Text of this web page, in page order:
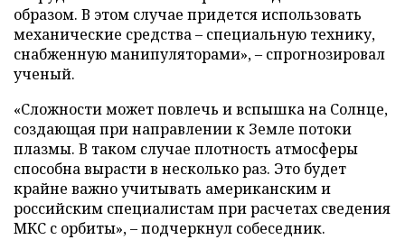
образом. В этом случае придется использовать
механические средства – специальную технику,
снабженную манипуляторами», – спрогнозировал
ученый.
«Сложности может повлечь и вспышка на Солнце,
создающая при направлении к Земле потоки
плазмы. В таком случае плотность атмосферы
способна вырасти в несколько раз. Это будет
крайне важно учитывать американским и
российским специалистам при расчетах сведения
МКС с орбиты», – подчеркнул собеседник.